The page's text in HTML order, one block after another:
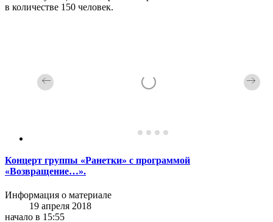
в количестве 150 человек.
Концерт группы «Ранетки» с программой
«Возвращение…».
Информация о материале
19 апреля 2018
начало в 15:55